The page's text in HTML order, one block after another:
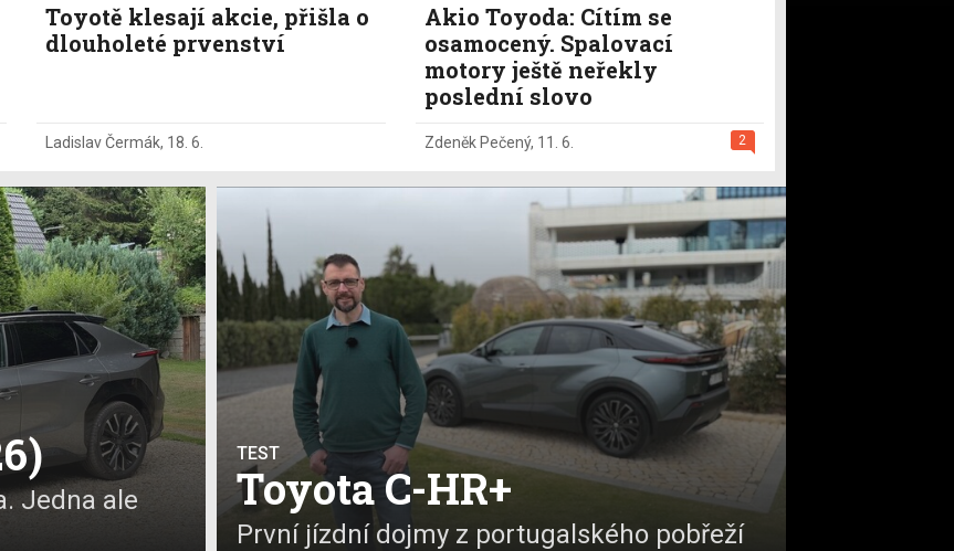
Toyotě klesají akcie, přišla o
dlouholeté prvenství
Ladislav Čermák, 18. 6.
Akio Toyoda: Cítím se
osamocený. Spalovací
motory ještě neřekly
poslední slovo
2
Zdeněk Pečený, 11. 6.
Jedna ale
TEST
Toyota C-HR+
První jízdní dojmy z portugalského pobřeží